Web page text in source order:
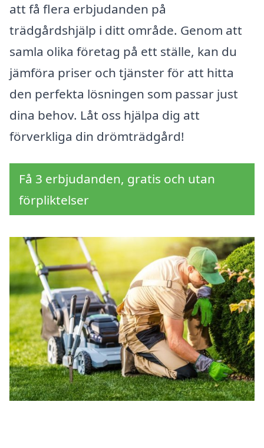
att få flera erbjudanden på
trädgårdshjälp i ditt område. Genom att
samla olika företag på ett ställe, kan du
jämföra priser och tjänster för att hitta
den perfekta lösningen som passar just
dina behov. Låt oss hjälpa dig att
förverkliga din drömträdgård!
Få 3 erbjudanden, gratis och utan
förpliktelser